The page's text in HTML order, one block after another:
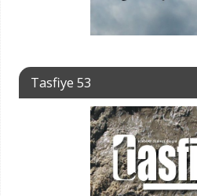
Tasfiye 53